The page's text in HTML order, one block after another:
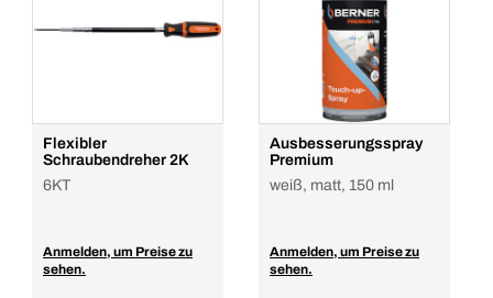
Flexibler
Schraubendreher 2K
6KT
Anmelden, um Preise zu
sehen.
Ausbesserungsspray
Premium
weiß, matt, 150 ml
Anmelden, um Preise zu
sehen.